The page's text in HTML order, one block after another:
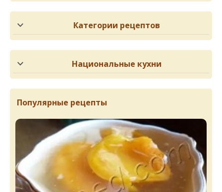
Категории рецептов
Национальные кухни
Популярные рецепты